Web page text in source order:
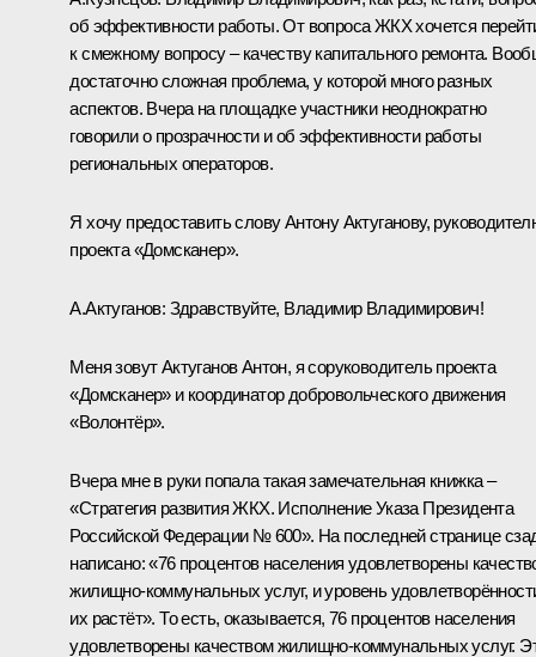
об эффективности работы. От вопроса ЖКХ хочется
к смежному вопросу – качеству капитального ремонта.
достаточно сложная проблема, у которой много разных
аспектов. Вчера на площадке участники неоднократно
говорили о прозрачности и об эффективности работы
региональных операторов.
Я хочу предоставить слову Антону Актуганову,
проекта «Домсканер».
А.Актуганов: Здравствуйте, Владимир Владимирович!
Меня зовут Актуганов Антон, я соруководитель проекта
«Домсканер» и координатор добровольческого движения
«Волонтёр».
Вчера мне в руки попала такая замечательная книжка –
«Стратегия развития ЖКХ. Исполнение Указа Президента
Российской Федерации № 600». На последней странице
написано: «76 процентов населения удовлетворены
жилищно-коммунальных услуг, и уровень
их растёт». То есть, оказывается, 76 процентов населения
удовлетворены качеством жилищно-коммунальных услуг.